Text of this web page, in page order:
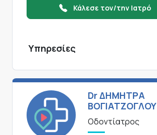
Κάλεσε τον/την Ιατρό
Υπηρεσίες
Dr ΔΗΜΗΤΡΑ
ΒΟΓΙΑΤΖΟΓΛΟΥ
Οδοντίατρος